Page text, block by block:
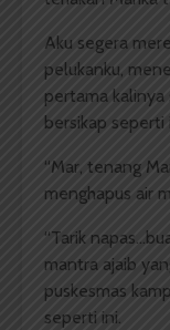
Aku segera
pelukanku,
pertama kalinya
bersikap seperti
“Mar, tenang
menghapus air
“Tarik
mantra ajaib
puskesmas
seperti ini.